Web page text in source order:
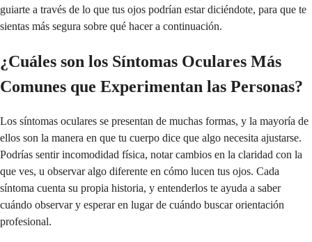
guiarte a través de lo que tus ojos podrían estar diciéndote, para que te
sientas más segura sobre qué hacer a continuación.
¿Cuáles son los Síntomas Oculares Más
Comunes que Experimentan las Personas?
Los síntomas oculares se presentan de muchas formas, y la mayoría de
ellos son la manera en que tu cuerpo dice que algo necesita ajustarse.
Podrías sentir incomodidad física, notar cambios en la claridad con la
que ves, u observar algo diferente en cómo lucen tus ojos. Cada
síntoma cuenta su propia historia, y entenderlos te ayuda a saber
cuándo observar y esperar en lugar de cuándo buscar orientación
profesional.